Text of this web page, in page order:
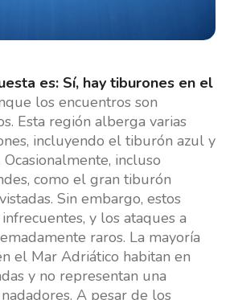
es: Sí, hay tiburones en el
los encuentros son
Esta región alberga varias
incluyendo el tiburón azul y
incluso
como el gran tiburón
Sin embargo, estos
y los ataques a
raros. La mayoría
el Mar Adriático habitan en
y no representan una
A pesar de los